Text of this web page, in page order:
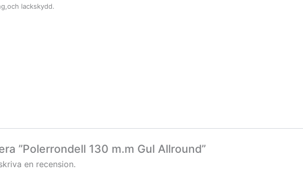
lackskydd.
”Polerrondell 130 m.m Gul Allround”
en recension.